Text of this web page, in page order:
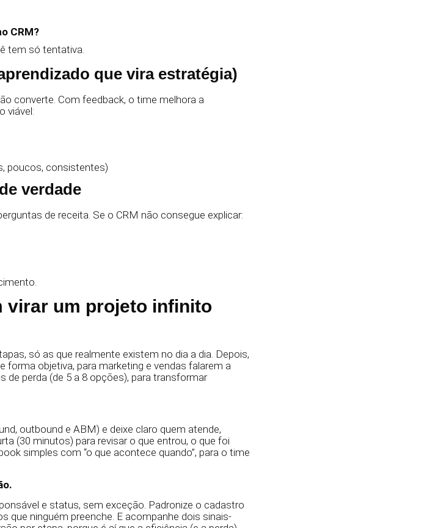
CRM?
tem só tentativa.
que vira estratégia)
converte. Com feedback, o time melhora a
viável:
poucos, consistentes)
verdade
de receita. Se o CRM não consegue explicar:
virar um projeto infinito
só as que realmente existem no dia a dia. Depois,
forma objetiva, para marketing e vendas falarem a
de perda (de 5 a 8 opções), para transformar
outbound e ABM) e deixe claro quem atende,
(30 minutos) para revisar o que entrou, o que foi
simples com “o que acontece quando”, para o time
e status, sem exceção. Padronize o cadastro
que ninguém preenche. E acompanhe dois sinais-